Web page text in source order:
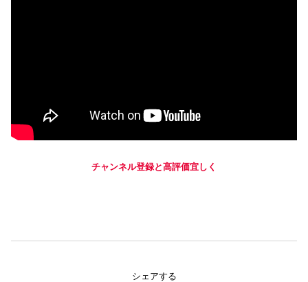
チャンネル登録と高評価宜しく
シェアする